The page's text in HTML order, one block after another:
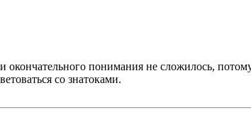
понимания не сложилось,
со знатоками.